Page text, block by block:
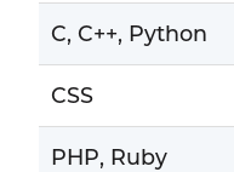
C, C++, Python
CSS
PHP, Ruby